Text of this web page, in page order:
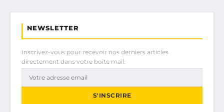
NEWSLETTER
Inscrivez-vous pour recevoir nos derniers articles
directement dans votre boîte mail.
S'INSCRIRE